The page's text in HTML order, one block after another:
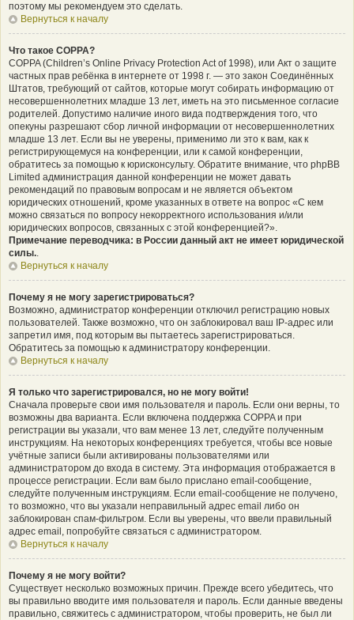
поэтому мы рекомендуем это сделать.
Вернуться к началу
Что такое COPPA?
COPPA (Children’s Online Privacy Protection Act of 1998), или Акт о защите
частных прав ребёнка в интернете от 1998 г. — это закон Соединённых
Штатов, требующий от сайтов, которые могут собирать информацию от
несовершеннолетних младше 13 лет, иметь на это письменное согласие
родителей. Допустимо наличие иного вида подтверждения того, что
опекуны разрешают сбор личной информации от несовершеннолетних
младше 13 лет. Если вы не уверены, применимо ли это к вам, как к
регистрирующемуся на конференции, или к самой конференции,
обратитесь за помощью к юрисконсульту. Обратите внимание, что phpBB
Limited администрация данной конференции не может давать
рекомендаций по правовым вопросам и не является объектом
юридических отношений, кроме указанных в ответе на вопрос «С кем
можно связаться по вопросу некорректного использования и/или
юридических вопросов, связанных с этой конференцией?».
Примечание переводчика: в России данный акт не имеет юридической
силы..
Вернуться к началу
Почему я не могу зарегистрироваться?
Возможно, администратор конференции отключил регистрацию новых
пользователей. Также возможно, что он заблокировал ваш IP-адрес или
запретил имя, под которым вы пытаетесь зарегистрироваться.
Обратитесь за помощью к администратору конференции.
Вернуться к началу
Я только что зарегистрировался, но не могу войти!
Сначала проверьте свои имя пользователя и пароль. Если они верны, то
возможны два варианта. Если включена поддержка COPPA и при
регистрации вы указали, что вам менее 13 лет, следуйте полученным
инструкциям. На некоторых конференциях требуется, чтобы все новые
учётные записи были активированы пользователями или
администратором до входа в систему. Эта информация отображается в
процессе регистрации. Если вам было прислано email-сообщение,
следуйте полученным инструкциям. Если email-сообщение не получено,
то возможно, что вы указали неправильный адрес email либо он
заблокирован спам-фильтром. Если вы уверены, что ввели правильный
адрес email, попробуйте связаться с администратором.
Вернуться к началу
Почему я не могу войти?
Существует несколько возможных причин. Прежде всего убедитесь, что
вы правильно вводите имя пользователя и пароль. Если данные введены
правильно, свяжитесь с администратором, чтобы проверить, не был ли